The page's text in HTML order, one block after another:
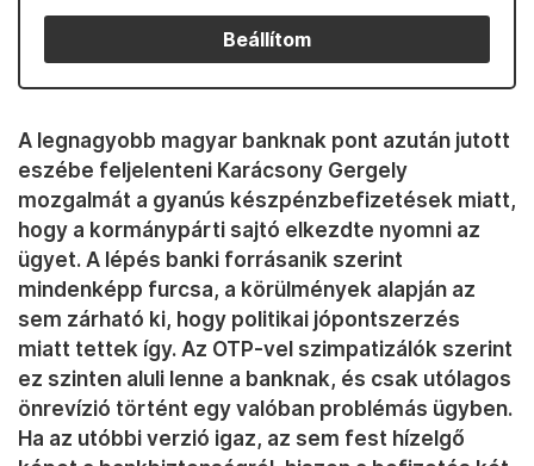
Beállítom
A legnagyobb magyar banknak pont azután jutott
eszébe feljelenteni Karácsony Gergely
mozgalmát a gyanús készpénzbefizetések miatt,
hogy a kormánypárti sajtó elkezdte nyomni az
ügyet. A lépés banki forrásanik szerint
mindenképp furcsa, a körülmények alapján az
sem zárható ki, hogy politikai jópontszerzés
miatt tettek így. Az OTP-vel szimpatizálók szerint
ez szinten aluli lenne a banknak, és csak utólagos
önrevízió történt egy valóban problémás ügyben.
Ha az utóbbi verzió igaz, az sem fest hízelgő